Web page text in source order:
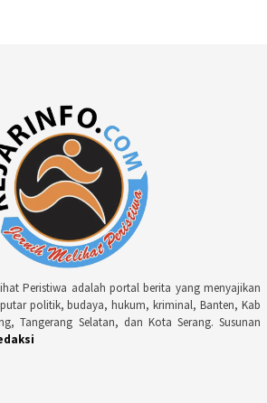
Peristiwa adalah portal berita yang menyajikan
politik, budaya, hukum, kriminal, Banten, Kab
Tangerang Selatan, dan Kota Serang. Susunan